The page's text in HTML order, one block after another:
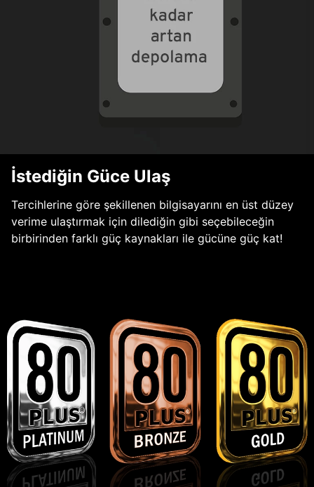
İstediğin Güce Ulaş
Tercihlerine göre şekillenen bilgisayarını en üst düzey
verime ulaştırmak için dilediğin gibi seçebileceğin
birbirinden farklı güç kaynakları ile gücüne güç kat!